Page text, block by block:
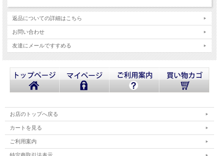
返品についての詳細はこちら
お問い合わせ
友達にメールですすめる
お店のトップへ戻る
カートを見る
ご利用案内